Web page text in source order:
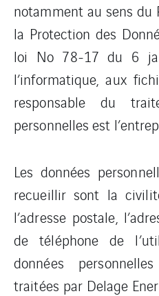
notamment au sens du
la Protection des
loi No 78-17 du 6
l’informatique, aux
responsable du
personnelles est
Les données
recueillir sont la
l’adresse postale,
de téléphone de
données
traitées par Delage